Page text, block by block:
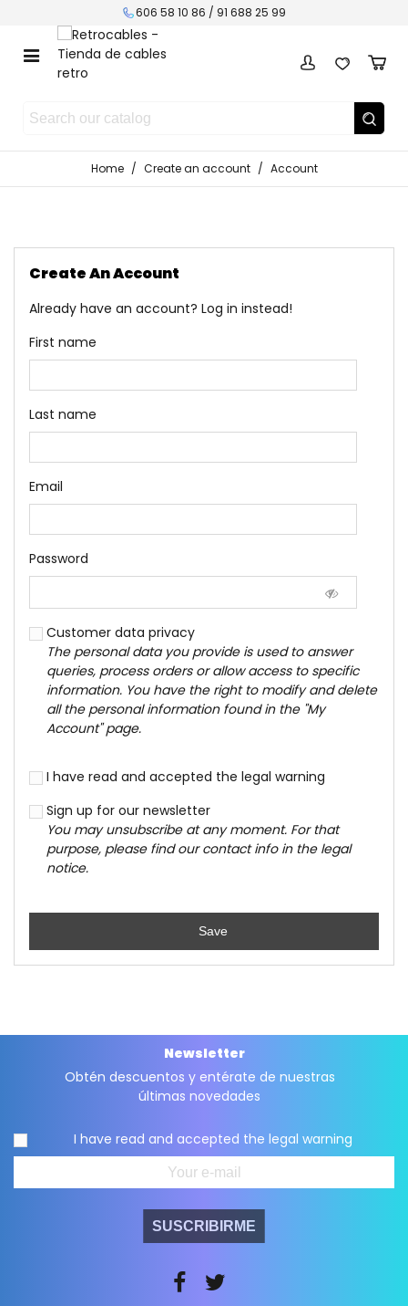
606 58 10 86 / 91 688 25 99
Home / Create an account / Account
Create An Account
Already have an account? Log in instead!
First name
Last name
Email
Password
Customer data privacy
The personal data you provide is used to answer
queries, process orders or allow access to specific
information. You have the right to modify and delete
all the personal information found in the "My
Account" page.
I have read and accepted the legal warning
Sign up for our newsletter
You may unsubscribe at any moment. For that
purpose, please find our contact info in the legal
notice.
Save
Newsletter
Obtén descuentos y entérate de nuestras
últimas novedades
I have read and accepted the legal warning
SUSCRIBIRME